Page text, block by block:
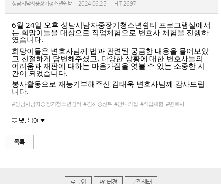
성남시남자중장기청소년쉼터 2024.06.25 HIT 2697
6월 24일 오후 성남시남자중장기청소년쉼터 프로그램실에서
는 희망이들을 대상으로 직업체험으로 변호사 체험을 진행하
였습니다.
희망이들은 변호사님께 법과 관련된 궁금한 내용을 물어보았
고 친절하게 답변해주셨고, 다양한 상황에 대한 변호사들의
어려움과 재판에 대하는 마음가짐을 엿볼 수 있는 소중한 시
간이 되었습니다.
봉사활동으로 재능기부해주신 김태욱 변호사님께 감사드립
니다.
#성남시남자중장기청소년쉼터 #김하종신부 #안나의집 #직업체험 #변호사
댓글 (0) ▼
목록
로그인 PC버젼 고객센터